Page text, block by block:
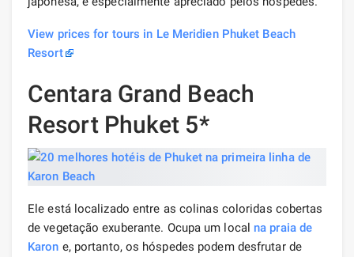
View prices for tours in Le Meridien Phuket Beach
Resort
Centara Grand Beach
Resort Phuket 5*
Ele está localizado entre as colinas coloridas cobertas
de vegetação exuberante. Ocupa um local na praia de
Karon e, portanto, os hóspedes podem desfrutar de